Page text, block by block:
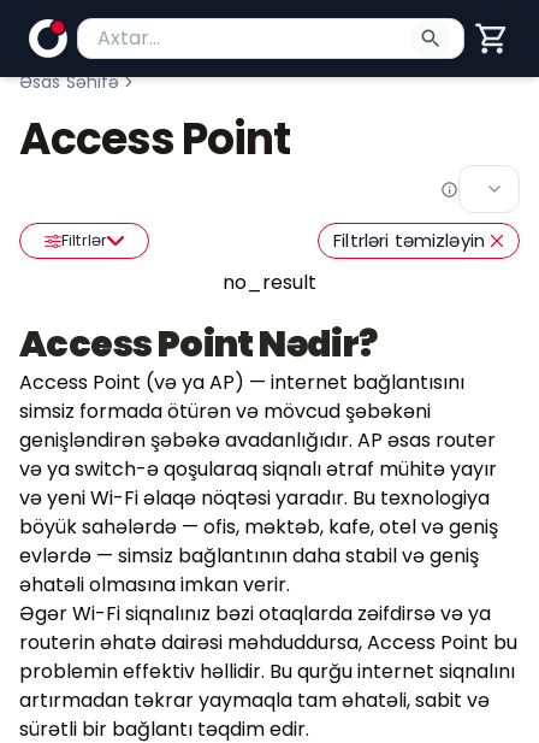
Məhsul axtar
Axtarış üçün ən azı 2 simvol yazın. Göndərmək
Əsas Səhifə
Access Point
Filtrlər Filtrləri təmizləyin
no_result
Access Point Nədir?
Access Point (və ya AP) — internet bağlantısını
simsiz formada ötürən və mövcud şəbəkəni
genişləndirən şəbəkə avadanlığıdır. AP əsas router
və ya switch-ə qoşularaq siqnalı ətraf mühitə yayır
və yeni Wi-Fi əlaqə nöqtəsi yaradır. Bu texnologiya
böyük sahələrdə — ofis, məktəb, kafe, otel və geniş
evlərdə — simsiz bağlantının daha stabil və geniş
əhatəli olmasına imkan verir.
Əgər Wi-Fi siqnalınız bəzi otaqlarda zəifdirsə və ya
routerin əhatə dairəsi məhduddursa, Access Point bu
problemin effektiv həllidir. Bu qurğu internet siqnalını
artırmadan təkrar yaymaqla tam əhatəli, sabit və
sürətli bir bağlantı təqdim edir.